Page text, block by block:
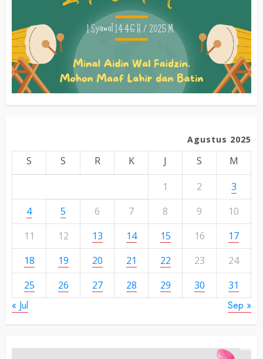
Agustus 2025
S S R K J S
M
1
2
3
4
5 6 7 8 9
10
11
12 13 14 15 16
17
18
19 20 21 22 23
24
25
26 27 28 29 30 31
« Jul Sep »